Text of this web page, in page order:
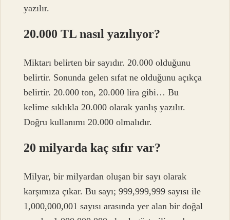
yazılır.
20.000 TL nasıl yazılıyor?
Miktarı belirten bir sayıdır. 20.000 olduğunu
belirtir. Sonunda gelen sıfat ne olduğunu açıkça
belirtir. 20.000 ton, 20.000 lira gibi… Bu
kelime sıklıkla 20.000 olarak yanlış yazılır.
Doğru kullanımı 20.000 olmalıdır.
20 milyarda kaç sıfır var?
Milyar, bir milyardan oluşan bir sayı olarak
karşımıza çıkar. Bu sayı; 999,999,999 sayısı ile
1,000,000,001 sayısı arasında yer alan bir doğal